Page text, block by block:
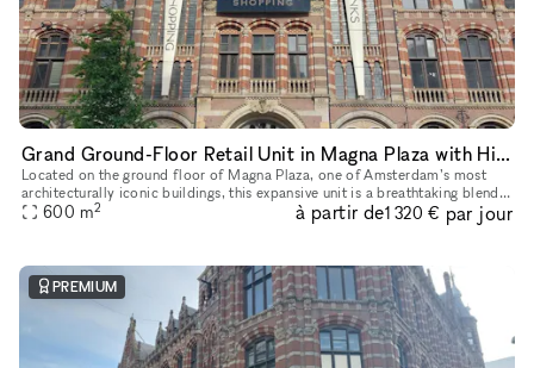
Grand Ground-Floor Retail Unit in Magna Plaza with Historic Detailing
Located on the ground floor of Magna Plaza, one of Amsterdam’s most
architecturally iconic buildings, this expansive unit is a breathtaking blend
of heritage architecture and retail-ready infrastruct
600 m2 à partir de1 320 € par jour
PREMIUM